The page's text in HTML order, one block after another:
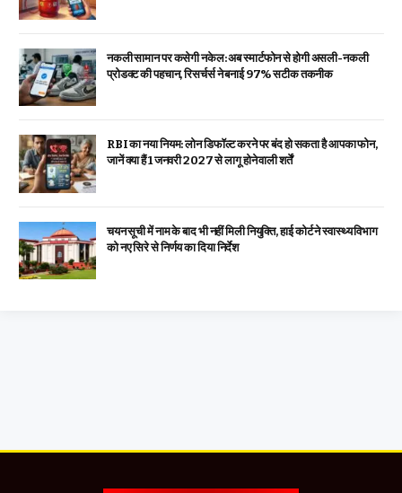
नकली सामान पर कसेगी नकेल: अब स्मार्टफोन से होगी असली-नकली
प्रोडक्ट की पहचान, रिसर्चर्स ने बनाई 97% सटीक तकनीक
RBI का नया नियम: लोन डिफॉल्ट करने पर बंद हो सकता है आपका फोन,
जानें क्या हैं 1 जनवरी 2027 से लागू होने वाली शर्तें
चयन सूची में नाम के बाद भी नहीं मिली नियुक्ति, हाई कोर्ट ने स्वास्थ्य विभाग
को नए सिरे से निर्णय का दिया निर्देश